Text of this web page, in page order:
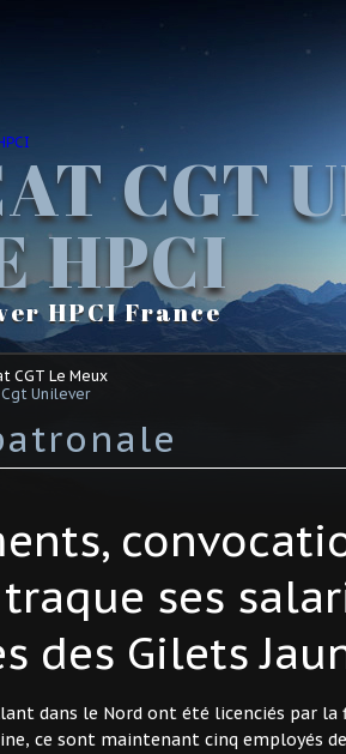
CGT
HPCI
HPCI France
CGT Le Meux
Unilever
ses
des Gilets
dans le Nord ont été licenciés par
ce sont maintenant cinq employés